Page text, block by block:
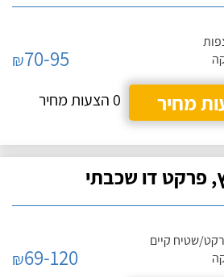
₪70-95
מחיר
0 הצעות מחיר
פרקט דו שכבתי
שטיח קיים
₪69-120